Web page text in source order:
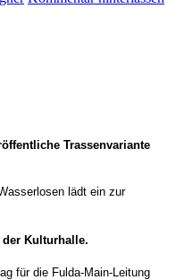
Trassenvariante
lädt ein zur
Kulturhalle.
für die Ful­da-Main-Lei­tung